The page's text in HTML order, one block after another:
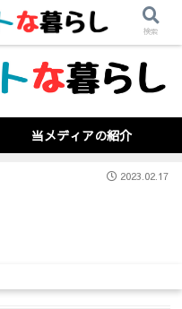
当メディアの紹介
2023.02.17
検索